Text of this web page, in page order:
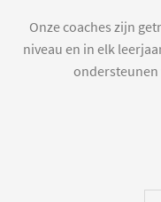
Onze coaches zijn
niveau en in elk